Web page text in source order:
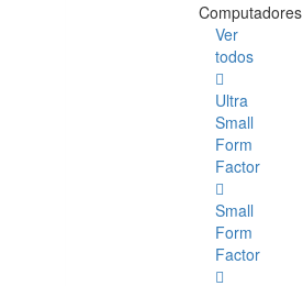
Computadores
Ver
todos
Ultra
Small
Form
Factor
Small
Form
Factor